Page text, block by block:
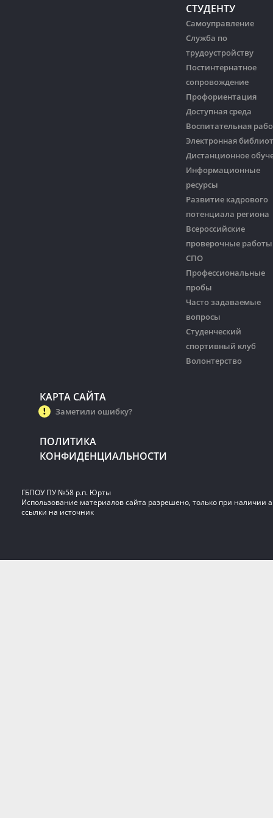
СТУДЕНТУ
Самоуправление
Служба по
трудоустройству
Постинтернатное
сопровождение
Профориентация
Доступная среда
Воспитательная
Электронная
Дистанционное
Информационные
ресурсы
Развитие кадрового
потенциала региона
Всероссийские
проверочные работы
СПО
Профессиональные
пробы
Часто задаваемые
вопросы
Студенческий
спортивный клуб
Волонтерство
КАРТА САЙТА
Заметили ошибку?
ПОЛИТИКА
КОНФИДЕНЦИАЛЬНОСТИ
ГБПОУ ПУ №58 р.п. Юрты
Использование материалов сайта разрешено, только при наличии
ссылки на источник